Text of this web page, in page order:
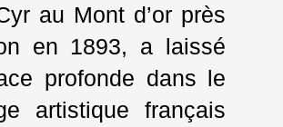
au Mont d’or près
en 1893, a laissé
profonde dans le
artistique français